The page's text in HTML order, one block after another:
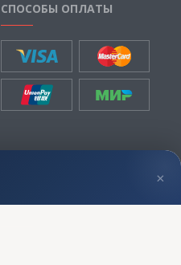
СПОСОБЫ ОПЛАТЫ
КОНТАКТЫ
×